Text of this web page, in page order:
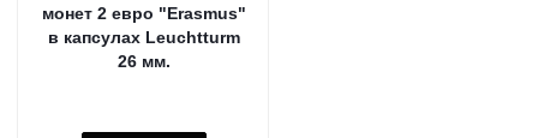
монет 2 евро "Erasmus"
в капсулах Leuchtturm
26 мм.